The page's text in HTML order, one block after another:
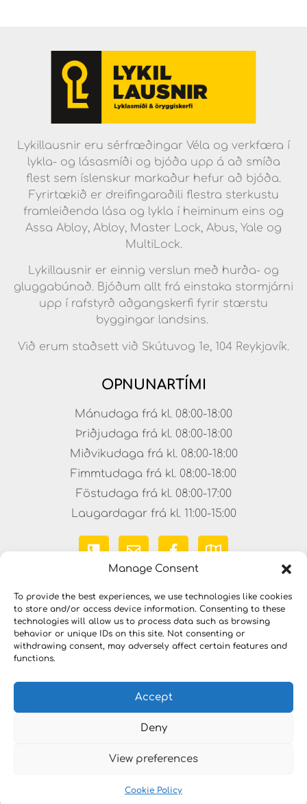
Manage Consent
To provide the best experiences, we use technologies like cookies
to store and/or access device information. Consenting to these
technologies will allow us to process data such as browsing
behavior or unique IDs on this site. Not consenting or
withdrawing consent, may adversely affect certain features and
functions.
Accept
Deny
View preferences
Cookie Policy
Lykillausnir eru sérfræðingar Véla og verkfæra í
lykla- og lásasmíði og bjóða upp á að smíða
flest sem íslenskur markaður hefur að bjóða.
Fyrirtækið er dreifingaraðili flestra sterkustu
framleiðenda lása og lykla í heiminum eins og
Assa Abloy, Abloy, Master Lock, Abus, Yale og
MultiLock.
Lykillausnir er einnig verslun með hurða- og
gluggabúnað. Bjóðum allt frá einstaka stormjárni
upp í rafstyrð aðgangskerfi fyrir stærstu
byggingar landsins.
Við erum staðsett við Skútuvog 1e, 104 Reykjavík.
OPNUNARTÍMI
Mánudaga frá kl. 08:00-18:00
Þriðjudaga frá kl. 08:00-18:00
Miðvikudaga frá kl. 08:00-18:00
Fimmtudaga frá kl. 08:00-18:00
Föstudaga frá kl. 08:00-17:00
Laugardagar frá kl. 11:00-15:00
Copyright © 2023 LYKILLAUSNIR. Öll réttindi áskilin